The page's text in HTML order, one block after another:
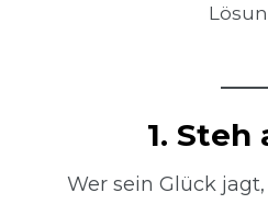
1. Steh
Wer sein Glück